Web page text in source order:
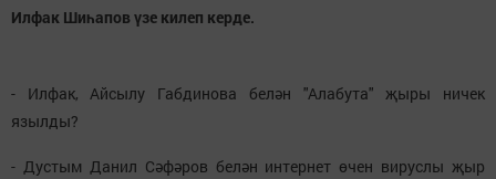
Илфак Шиһапов үзе килеп керде.
- Илфак, Айсылу Габдинова белән "Алабута" җыры ничек
язылды?
- Дустым Данил Сәфәров белән интернет өчен вируслы җыр